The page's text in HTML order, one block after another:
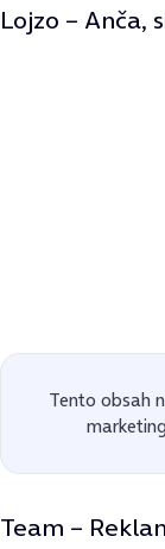
Lojzo – Anča,
Tento obsah
Team –